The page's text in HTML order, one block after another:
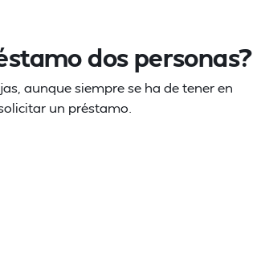
dos personas?
aunque siempre se ha de tener en
un préstamo.